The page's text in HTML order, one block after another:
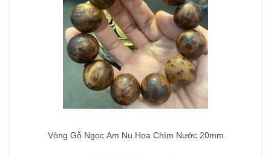
Vòng Gỗ Ngọc Am Nu Hoa Chìm Nước 20mm